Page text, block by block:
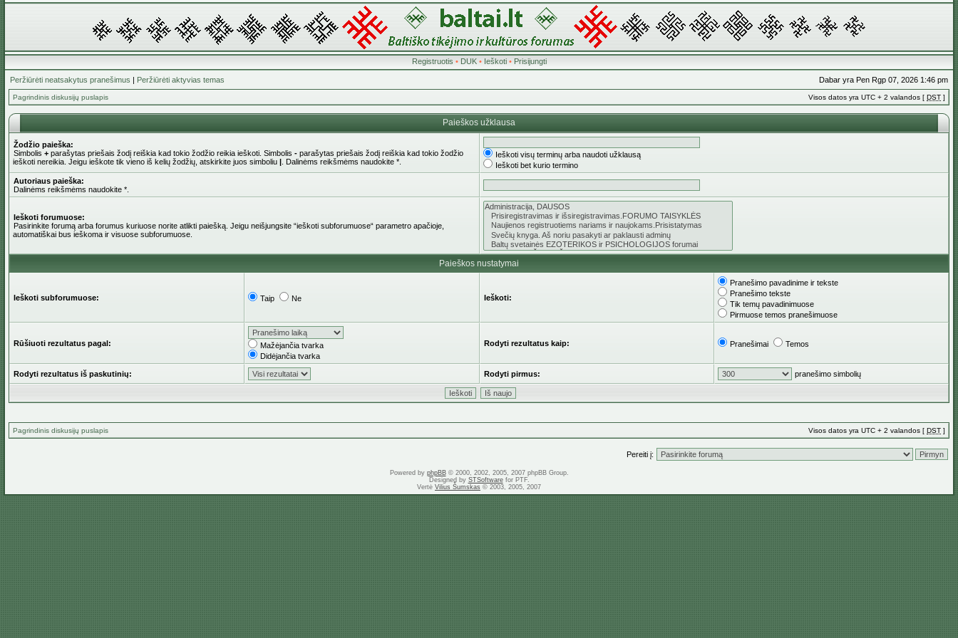
Registruotis • DUK• Ieškoti• Prisijungti
Peržiūrėti neatsakytus pranešimus | Peržiūrėti aktyvias temas Dabar yra Pen Rgp 07, 2026 1:46 pm
Pagrindinis diskusijų puslapis Visos datos yra UTC + 2 valandos [ DST ]
Paieškos užklausa
Žodžio paieška:
Simbolis + parašytas priešais žodį reiškia kad tokio žodžio reikia ieškoti. Simbolis - parašytas priešais žodį reiškia kad tokio žodžio
ieškoti nereikia. Jeigu ieškote tik vieno iš kelių žodžių, atskirkite juos simboliu | . Dalinėms reikšmėms naudokite *.
Ieškoti visų terminų arba naudoti užklausą
Ieškoti bet kurio termino
Autoriaus paieška:
Dalinėms reikšmėms naudokite *.
Ieškoti forumuose:
Pasirinkite forumą arba forumus kuriuose norite atlikti paiešką. Jeigu neišjungsite “ieškoti subforumuose“ parametro apačioje,
automatiškai bus ieškoma ir visuose subforumuose.
Paieškos nustatymai
Ieškoti subforumuose: Taip Ne Ieškoti:
Pranešimo pavadinime ir tekste
Pranešimo tekste
Tik temų pavadinimuose
Pirmuose temos pranešimuose
Rūšiuoti rezultatus pagal:
Mažėjančia tvarka
Didėjančia tvarka
Rodyti rezultatus kaip: Pranešimai Temos
Rodyti rezultatus iš paskutinių: Rodyti pirmus: pranešimo simbolių
Pagrindinis diskusijų puslapis Visos datos yra UTC + 2 valandos [ DST ]
Pereiti į:
Powered by phpBB© 2000, 2002, 2005, 2007 phpBB Group.
Designed by STSoftwarefor PTF.
Vertė Vilius Šumskas © 2003, 2005, 2007